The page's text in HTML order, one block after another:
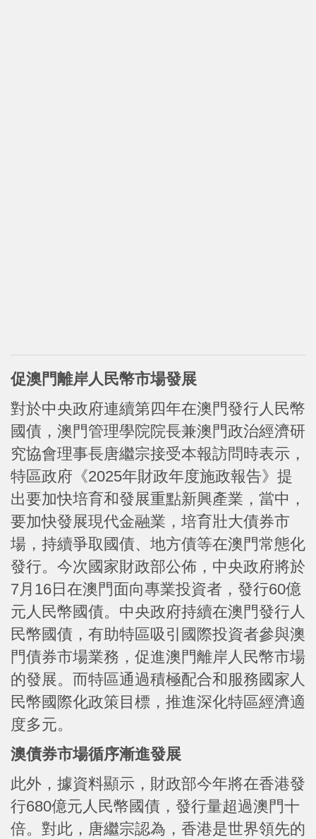
促澳門離岸人民幣市場發展
對於中央政府連續第四年在澳門發行人民幣
國債，澳門管理學院院長兼澳門政治經濟研
究協會理事長唐繼宗接受本報訪問時表示，
特區政府《2025年財政年度施政報告》提
出要加快培育和發展重點新興產業，當中，
要加快發展現代金融業，培育壯大債券市
場，持續爭取國債、地方債等在澳門常態化
發行。今次國家財政部公佈，中央政府將於
7月16日在澳門面向專業投資者，發行60億
元人民幣國債。中央政府持續在澳門發行人
民幣國債，有助特區吸引國際投資者參與澳
門債券市場業務，促進澳門離岸人民幣市場
的發展。而特區通過積極配合和服務國家人
民幣國際化政策目標，推進深化特區經濟適
度多元。
澳債券市場循序漸進發展
此外，據資料顯示，財政部今年將在香港發
行680億元人民幣國債，發行量超過澳門十
倍。對此，唐繼宗認為，香港是世界領先的